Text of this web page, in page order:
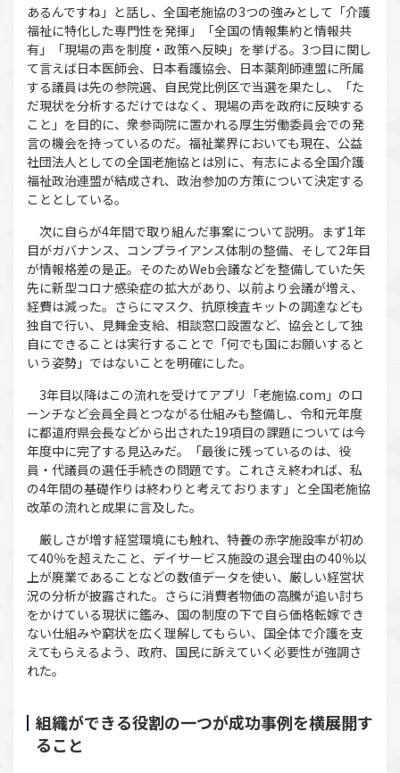
あるんですね」と話し、全国老施協の3つの強みとして「介護
福祉に特化した専門性を発揮」「全国の情報集約と情報共
有」「現場の声を制度・政策へ反映」を挙げる。3つ目に関し
て言えば日本医師会、日本看護協会、日本薬剤師連盟に所属
する議員は先の参院選、自民党比例区で当選を果たし、「た
だ現状を分析するだけではなく、現場の声を政府に反映する
こと」を目的に、衆参両院に置かれる厚生労働委員会での発
言の機会を持っているのだ。福祉業界においても現在、公益
社団法人としての全国老施協とは別に、有志による全国介護
福祉政治連盟が結成され、政治参加の方策について決定する
こととしている。
次に自らが4年間で取り組んだ事案について説明。まず1年
目がガバナンス、コンプライアンス体制の整備、そして2年目
が情報格差の是正。そのためWeb会議などを整備していた矢
先に新型コロナ感染症の拡大があり、以前より会議が増え、
経費は減った。さらにマスク、抗原検査キットの調達なども
独自で行い、見舞金支給、相談窓口設置など、協会として独
自にできることは実行することで「何でも国にお願いすると
いう姿勢」ではないことを明確にした。
3年目以降はこの流れを受けてアプリ「老施協.com」のロ
ーンチなど会員全員とつながる仕組みも整備し、令和元年度
に都道府県会長などから出された19項目の課題については今
年度中に完了する見込みだ。「最後に残っているのは、役
員・代議員の選任手続きの問題です。これさえ終われば、私
の4年間の基礎作りは終わりと考えております」と全国老施協
改革の流れと成果に言及した。
厳しさが増す経営環境にも触れ、特養の赤字施設率が初め
て40％を超えたこと、デイサービス施設の退会理由の40％以
上が廃業であることなどの数値データを使い、厳しい経営状
況の分析が披露された。さらに消費者物価の高騰が追い討ち
をかけている現状に鑑み、国の制度の下で自ら価格転嫁でき
ない仕組みや窮状を広く理解してもらい、国全体で介護を支
えてもらえるよう、政府、国民に訴えていく必要性が強調さ
れた。
組織ができる役割の一つが成功事例を横展開す
ること